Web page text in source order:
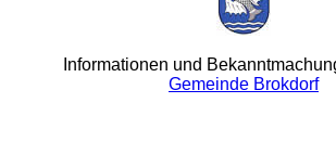
Informationen und
Gemeinde Brokdorf